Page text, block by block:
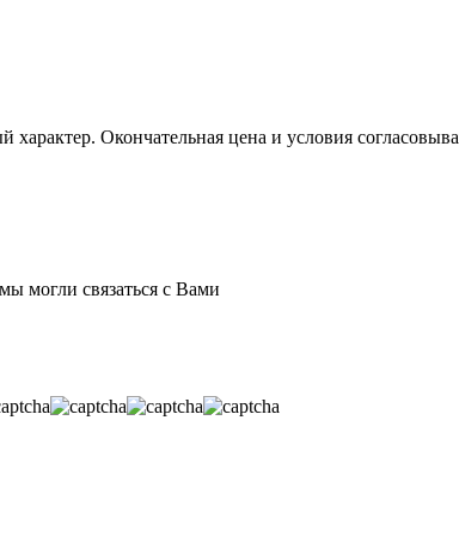
Окончательная цена и условия
могли связаться с Вами